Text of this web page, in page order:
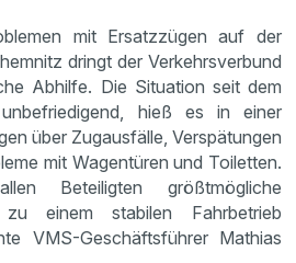
mit Ersatzzügen auf der
dringt der Verkehrsverbund
Abhilfe. Die Situation seit dem
hieß es in einer
über Zugausfälle, Verspätungen
mit Wagentüren und Toiletten.
Beteiligten größtmögliche
einem stabilen Fahrbetrieb
VMS-Geschäftsführer Mathias